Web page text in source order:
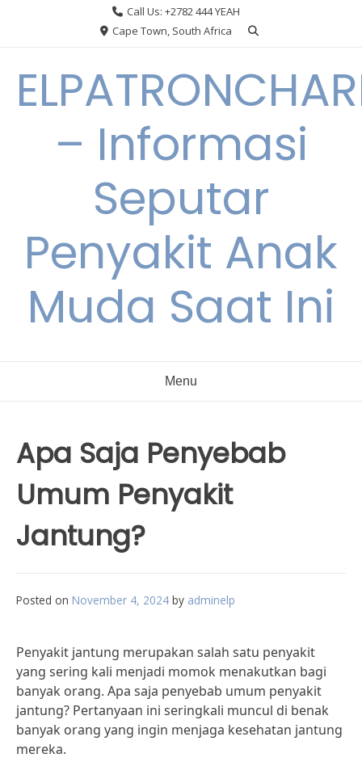
Call Us: +2782 444 YEAH
Cape Town, South Africa
– Informasi
Seputar
Penyakit Anak
Muda Saat Ini
Menu
Apa Saja Penyebab
Umum Penyakit
Jantung?
Posted on November 4, 2024 by adminelp
Penyakit jantung merupakan salah satu penyakit
yang sering kali menjadi momok menakutkan bagi
banyak orang. Apa saja penyebab umum penyakit
jantung? Pertanyaan ini seringkali muncul di benak
banyak orang yang ingin menjaga kesehatan jantung
mereka.